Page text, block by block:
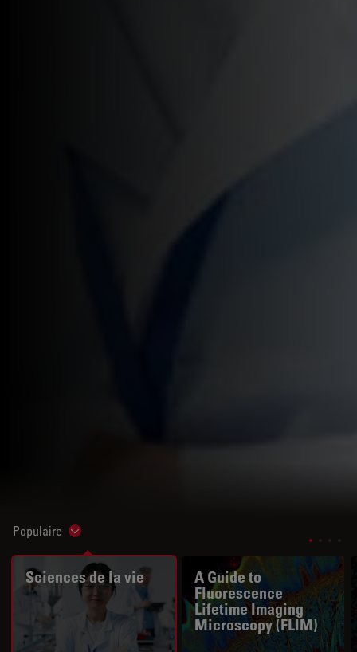
Populaire Show subnavigation
Sciences de la vie
A Guide to
Fluorescence
Lifetime Imaging
Microscopy (FLIM)